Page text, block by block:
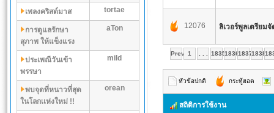
เพลงคริสต์มาส tortae
การดูแลรักษา
สุภาพ ให้แข็งแรง
aTon
ประเพณีวันเข้า
พรรษา
mild
พบจุดที่หนาวที่สุด
ในโลกเเห่งใหม่ !!
orean
12076 ลิเวอร์พูลเตรียม
Prev 1 1835183618371838
หัวข้อปกติ กระทู้ฮอต
สถิติการใช้งาน